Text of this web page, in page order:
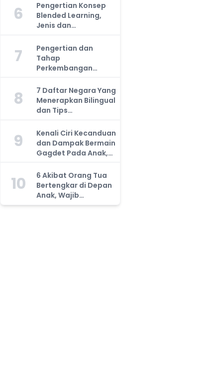
6
Pengertian Konsep
Blended Learning,
Jenis dan
Manfaatnya, Anda
Harus Tahu!
7
Pengertian dan
Tahap
Perkembangan
Kemampuan Kognitif
Anak, Bunda Wajib
Tahu!
8
7 Daftar Negara Yang
Menerapkan Bilingual
dan Tips
Mengajarkan Pada
Anak
9
Kenali Ciri Kecanduan
dan Dampak Bermain
Gagdet Pada Anak,
Orang Tua Wajib
Tahu!
10
6 Akibat Orang Tua
Bertengkar di Depan
Anak, Wajib
Waspada!